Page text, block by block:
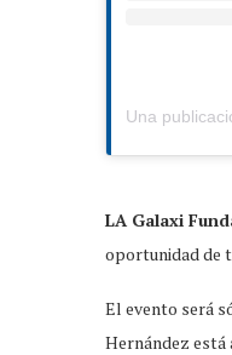
Una
LA Galaxi
oportunidad de
El evento será
Hernández está